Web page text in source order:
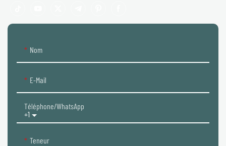
Nom
E-Mail
+1
Téléphone/WhatsApp
Teneur